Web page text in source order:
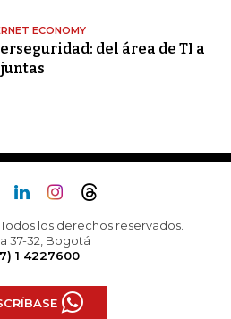
ECONOMY
del área de TI a
los derechos reservados.
37-32, Bogotá
1 4227600